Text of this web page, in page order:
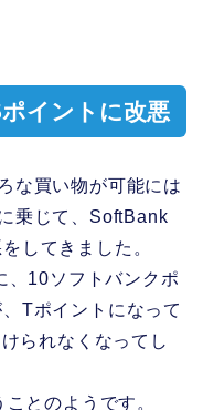
イントに改悪
な買い物が可能には
乗じて、SoftBank
してきました。
、10ソフトバンクポ
Tポイントになって
られなくなってし
とのようです。